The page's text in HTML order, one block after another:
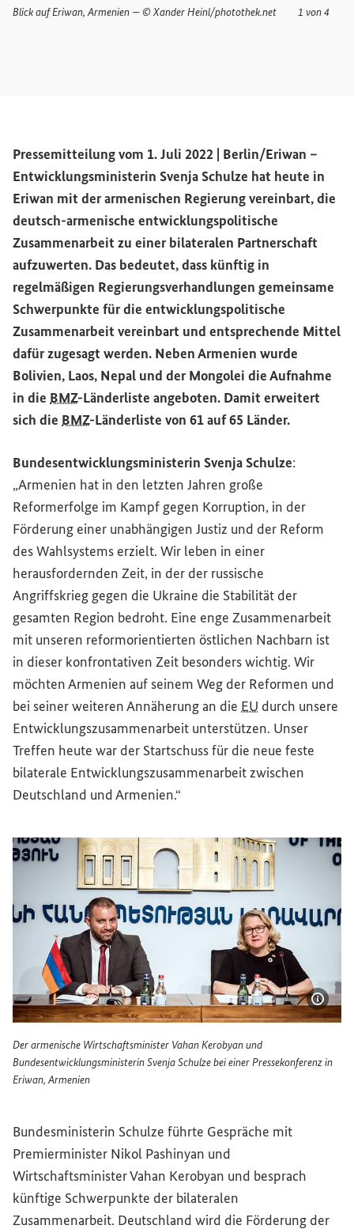
Blick auf Eriwan, Armenien — © Xander Heinl/photothek.net 1 von 4
Pressemitteilung vom 1. Juli 2022 | Berlin/Eriwan –
Entwicklungsministerin Svenja Schulze hat heute in
Eriwan mit der armenischen Regierung vereinbart, die
deutsch-armenische entwicklungspolitische
Zusammenarbeit zu einer bilateralen Partnerschaft
aufzuwerten. Das bedeutet, dass künftig in
regelmäßigen Regierungsverhandlungen gemeinsame
Schwerpunkte für die entwicklungspolitische
Zusammenarbeit vereinbart und entsprechende Mittel
dafür zugesagt werden. Neben Armenien wurde
Bolivien, Laos, Nepal und der Mongolei die Aufnahme
in die BMZ-Länderliste angeboten. Damit erweitert
sich die BMZ-Länderliste von 61 auf 65 Länder.
Bundesentwicklungsministerin Svenja Schulze:
„Armenien hat in den letzten Jahren große
Reformerfolge im Kampf gegen Korruption, in der
Förderung einer unabhängigen Justiz und der Reform
des Wahlsystems erzielt. Wir leben in einer
herausfordernden Zeit, in der der russische
Angriffskrieg gegen die Ukraine die Stabilität der
gesamten Region bedroht. Eine enge Zusammenarbeit
mit unseren reformorientierten östlichen Nachbarn ist
in dieser konfrontativen Zeit besonders wichtig. Wir
möchten Armenien auf seinem Weg der Reformen und
bei seiner weiteren Annäherung an die EU durch unsere
Entwicklungszusammenarbeit unterstützen. Unser
Treffen heute war der Startschuss für die neue feste
bilaterale Entwicklungszusammenarbeit zwischen
Deutschland und Armenien.“
Der armenische Wirtschaftsminister Vahan Kerobyan und
Bundesentwicklungsministerin Svenja Schulze bei einer Pressekonferenz in
Eriwan, Armenien
Bundesministerin Schulze führte Gespräche mit
Premierminister Nikol Pashinyan und
Wirtschaftsminister Vahan Kerobyan und besprach
künftige Schwerpunkte der bilateralen
Zusammenarbeit. Deutschland wird die Förderung der